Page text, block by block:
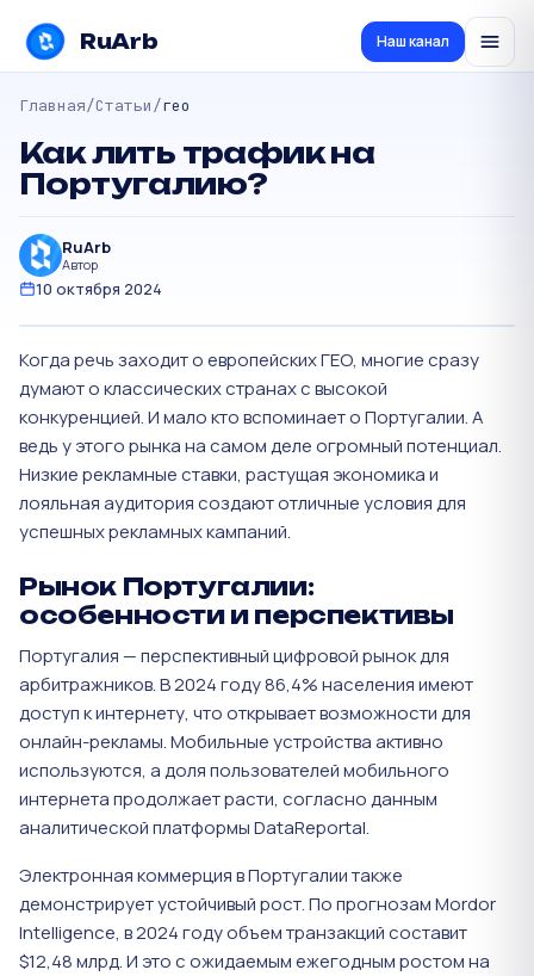
RuArb Наш канал
Главная/Статьи/гео
Как лить трафик на
Португалию?
RuArb
Автор
10 октября 2024
Когда речь заходит о европейских ГЕО, многие сразу
думают о классических странах с высокой
конкуренцией. И мало кто вспоминает о Португалии. А
ведь у этого рынка на самом деле огромный потенциал.
Низкие рекламные ставки, растущая экономика и
лояльная аудитория создают отличные условия для
успешных рекламных кампаний.
Рынок Португалии:
особенности и перспективы
Португалия — перспективный цифровой рынок для
арбитражников. В 2024 году 86,4% населения имеют
доступ к интернету, что открывает возможности для
онлайн-рекламы. Мобильные устройства активно
используются, а доля пользователей мобильного
интернета продолжает расти, согласно данным
аналитической платформы DataReportal.
Электронная коммерция в Португалии также
демонстрирует устойчивый рост. По прогнозам Mordor
Intelligence, в 2024 году объем транзакций составит
$12,48 млрд. И это с ожидаемым ежегодным ростом на